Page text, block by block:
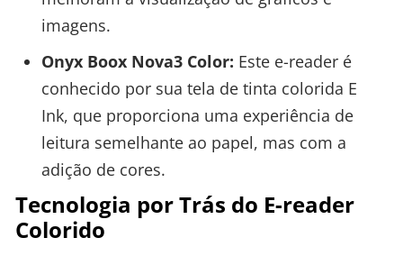
imagens.
Onyx Boox Nova3 Color: Este e-reader é
conhecido por sua tela de tinta colorida E
Ink, que proporciona uma experiência de
leitura semelhante ao papel, mas com a
adição de cores.
Tecnologia por Trás do E-reader
Colorido